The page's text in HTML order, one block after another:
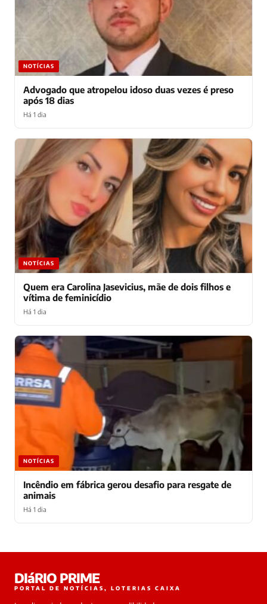
NOTÍCIAS
Advogado que atropelou idoso duas vezes é preso
após 18 dias
Há 1 dia
NOTÍCIAS
Quem era Carolina Jasevicius, mãe de dois filhos e
vítima de feminicídio
Há 1 dia
NOTÍCIAS
Incêndio em fábrica gerou desafio para resgate de
animais
Há 1 dia
online
DIáRIO PRIME
PORTAL DE NOTÍCIAS, LOTERIAS CAIXA